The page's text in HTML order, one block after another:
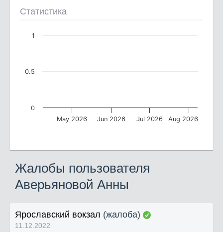
Статистика
May 2026 Jun 2026 Jul 2026 Aug 2026
0
0.5
1
Жалобы пользователя
Аверьяновой Анны
Ярославский вокзал (жалоба)
11.12.2022